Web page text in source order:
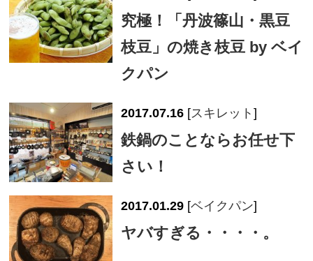
究極！「丹波篠山・黒豆
枝豆」の焼き枝豆 by ベイ
クパン
2017.07.16 [スキレット]
鉄鍋のことならお任せ下
さい！
2017.01.29 [ベイクパン]
ヤバすぎる・・・・。